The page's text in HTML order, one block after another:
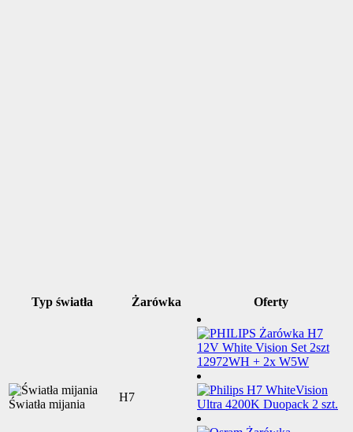
Typ światła Żarówka Oferty
Światła mijania
H7